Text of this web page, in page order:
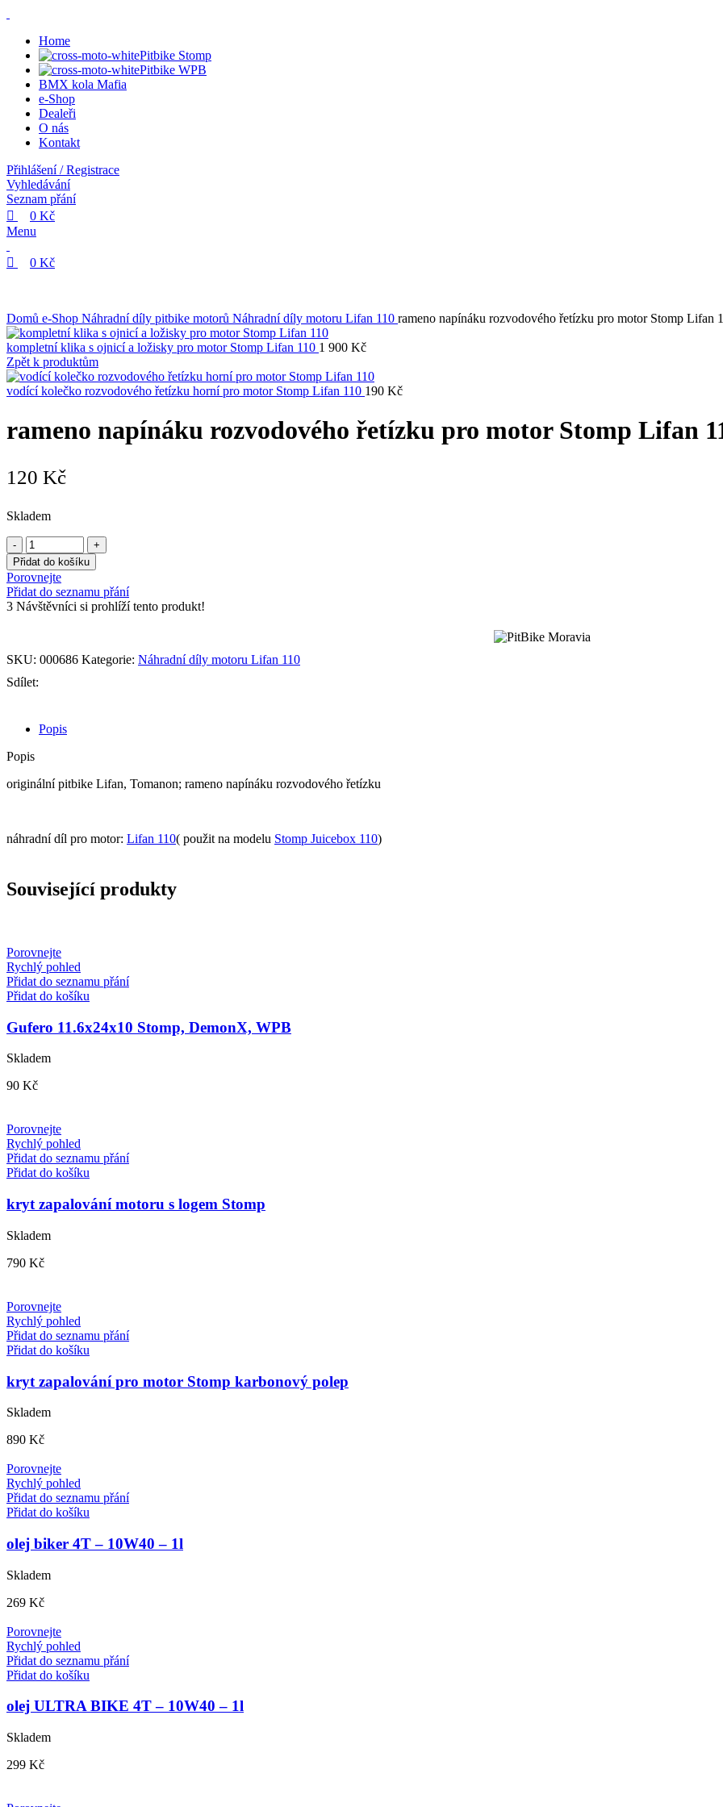
Home
Pitbike Stomp
Pitbike WPB
BMX kola Mafia
e-Shop
Dealeři
O nás
Kontakt
Přihlášení / Registrace
Vyhledávání
Seznam přání
0 Kč
Menu
0 Kč
Domů e-Shop Náhradní díly pitbike motorů Náhradní díly motoru Lifan 110 rameno napínáku rozvodového řetízku pro motor Stomp Lifan
kompletní klika s ojnicí a ložisky pro motor Stomp Lifan 110 1 900 Kč
Zpět k produktům
vodící kolečko rozvodového řetízku horní pro motor Stomp Lifan 110 190 Kč
rameno napínáku rozvodového řetízku pro motor Stomp Lifan
120 Kč
Skladem
rameno
napínáku
rozvodového
řetízku
pro
motor
110
Přidat do košíku
Porovnejte
Přidat do seznamu přání
3 Návštěvníci si prohlíží tento produkt!
SKU: 000686 Kategorie: Náhradní díly motoru Lifan 110
Sdílet:
Popis
Popis
originální pitbike Lifan, Tomanon; rameno napínáku rozvodového řetízku
náhradní díl pro motor: Lifan 110( použit na modelu Stomp Juicebox 110)
Související produkty
Porovnejte
Rychlý pohled
Přidat do seznamu přání
Přidat do košíku
Gufero 11.6x24x10 Stomp, DemonX, WPB
Skladem
90 Kč
Porovnejte
Rychlý pohled
Přidat do seznamu přání
Přidat do košíku
kryt zapalování motoru s logem Stomp
Skladem
790 Kč
Porovnejte
Rychlý pohled
Přidat do seznamu přání
Přidat do košíku
kryt zapalování pro motor Stomp karbonový polep
Skladem
890 Kč
Porovnejte
Rychlý pohled
Přidat do seznamu přání
Přidat do košíku
olej biker 4T – 10W40 – 1l
Skladem
269 Kč
Porovnejte
Rychlý pohled
Přidat do seznamu přání
Přidat do košíku
olej ULTRA BIKE 4T – 10W40 – 1l
Skladem
299 Kč